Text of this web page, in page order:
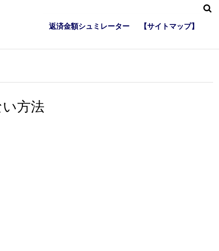
返済金額シュミレーター 【サイトマップ】
方法